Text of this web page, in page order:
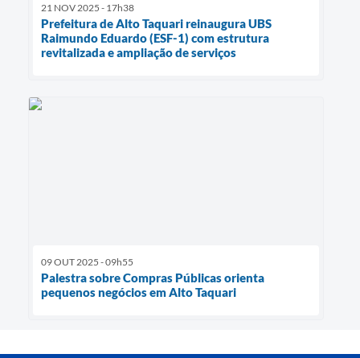
21 NOV 2025 - 17h38
Prefeitura de Alto Taquari reinaugura UBS
Raimundo Eduardo (ESF-1) com estrutura
revitalizada e ampliação de serviços
09 OUT 2025 - 09h55
Palestra sobre Compras Públicas orienta
pequenos negócios em Alto Taquari